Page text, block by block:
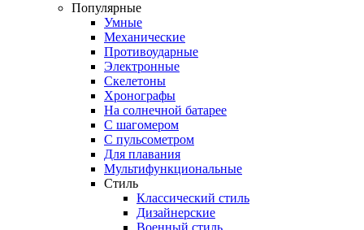
Популярные
Умные
Механические
Противоударные
Электронные
Скелетоны
Хронографы
На солнечной батарее
С шагомером
С пульсометром
Для плавания
Мультифункциональные
Стиль
Классический стиль
Дизайнерские
Военный стиль